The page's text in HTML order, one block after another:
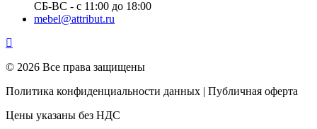
СБ-ВС - с 11:00 до 18:00
mebel@attribut.ru
© 2026 Все права защищены
Политика конфиденциальности данных | Публичная оферта
Цены указаны без НДС